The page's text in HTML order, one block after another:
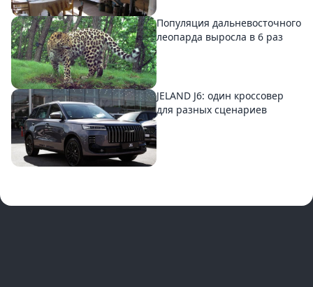
Популяция дальневосточного
леопарда выросла в 6 раз
JELAND J6: один кроссовер
для разных сценариев